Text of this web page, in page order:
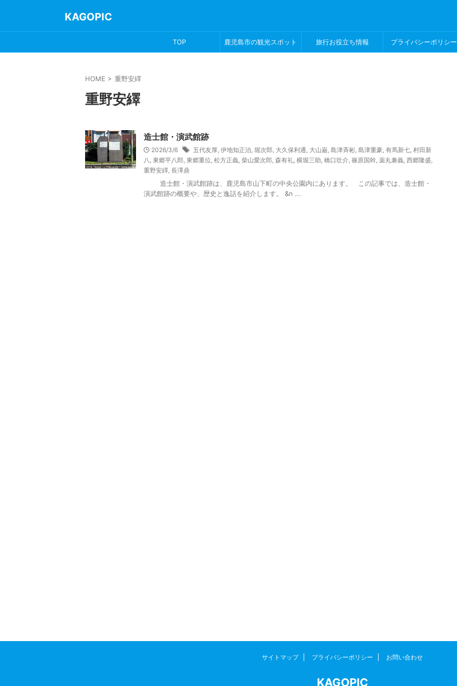
KAGOPIC
TOP 鹿児島市の観光スポット 旅行お役立ち情報 プライバシーポリシー
HOME > 重野安繹
重野安繹
造士館・演武館跡
2026/3/6 五代友厚, 伊地知正治, 堀次郎, 大久保利通, 大山巌, 島津斉彬, 島津重豪, 有馬新七, 村田新
八, 東郷平八郎, 東郷重位, 松方正義, 柴山愛次郎, 森有礼, 横堀三助, 橋口壮介, 篠原国幹, 薬丸兼義, 西郷隆盛,
重野安繹, 長澤鼎
造士館・演武館跡は、鹿児島市山下町の中央公園内にあります。 この記事では、造士館・
演武館跡の概要や、歴史と逸話を紹介します。 &n ...
サイトマップ プライバシーポリシー お問い合わせ
KAGOPIC